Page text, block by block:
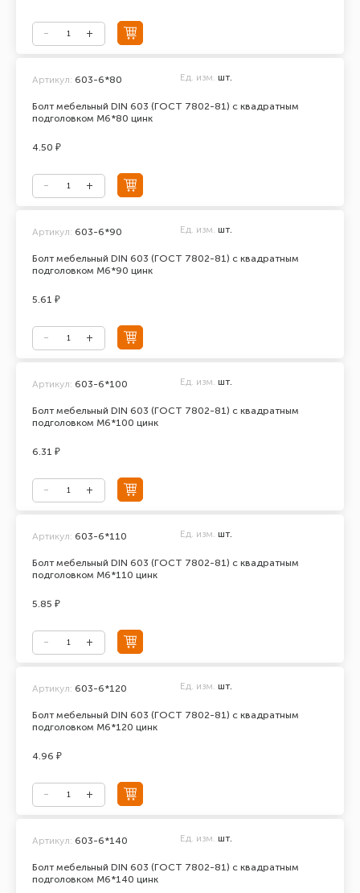
Болт мебельный DIN 603 (ГОСТ 7802-81) с квадратным
подголовком М6*80 цинк
Артикул: 603-6*80 Ед. изм. шт.
4.50 ₽
Болт мебельный DIN 603 (ГОСТ 7802-81) с квадратным
подголовком М6*90 цинк
Артикул: 603-6*90 Ед. изм. шт.
5.61 ₽
Болт мебельный DIN 603 (ГОСТ 7802-81) с квадратным
подголовком М6*100 цинк
Артикул: 603-6*100 Ед. изм. шт.
6.31 ₽
Болт мебельный DIN 603 (ГОСТ 7802-81) с квадратным
подголовком М6*110 цинк
Артикул: 603-6*110 Ед. изм. шт.
5.85 ₽
Болт мебельный DIN 603 (ГОСТ 7802-81) с квадратным
подголовком М6*120 цинк
Артикул: 603-6*120 Ед. изм. шт.
4.96 ₽
Болт мебельный DIN 603 (ГОСТ 7802-81) с квадратным
подголовком М6*140 цинк
Артикул: 603-6*140 Ед. изм. шт.